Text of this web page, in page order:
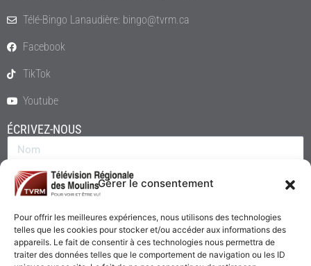
Gérer le consentement
Pour offrir les meilleures expériences, nous utilisons des technologies
telles que les cookies pour stocker et/ou accéder aux informations des
appareils. Le fait de consentir à ces technologies nous permettra de
traiter des données telles que le comportement de navigation ou les ID
Télé-Bingo Lanaudière: bingo@tvrm.ca
Facebook
TikTok
Youtube
ÉCRIVEZ-NOUS